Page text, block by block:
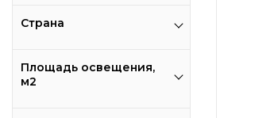
Страна
Площадь освещения,
м2